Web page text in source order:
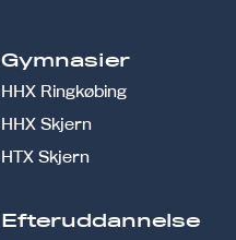
Gymnasier
HHX Ringkøbing
HHX Skjern
HTX Skjern
Efteruddannelse